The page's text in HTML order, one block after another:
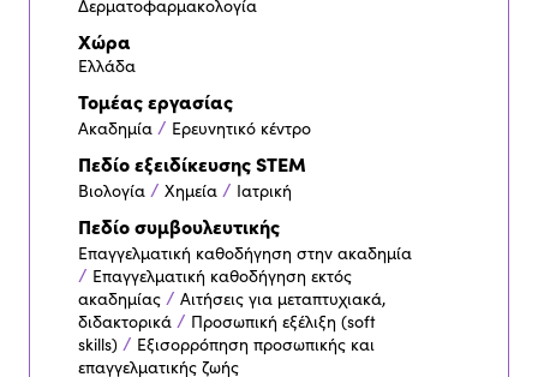
Δερματοφαρμακολογία
Χώρα
Ελλάδα
Τομέας εργασίας
Ακαδημία / Ερευνητικό κέντρο
Πεδίο εξειδίκευσης STEM
Βιολογία / Χημεία / Ιατρική
Πεδίο συμβουλευτικής
Επαγγελματική καθοδήγηση στην ακαδημία
/ Επαγγελματική καθοδήγηση εκτός
ακαδημίας / Αιτήσεις για μεταπτυχιακά,
διδακτορικά / Προσωπική εξέλιξη (soft
skills) / Εξισορρόπηση προσωπικής και
επαγγελματικής ζωής